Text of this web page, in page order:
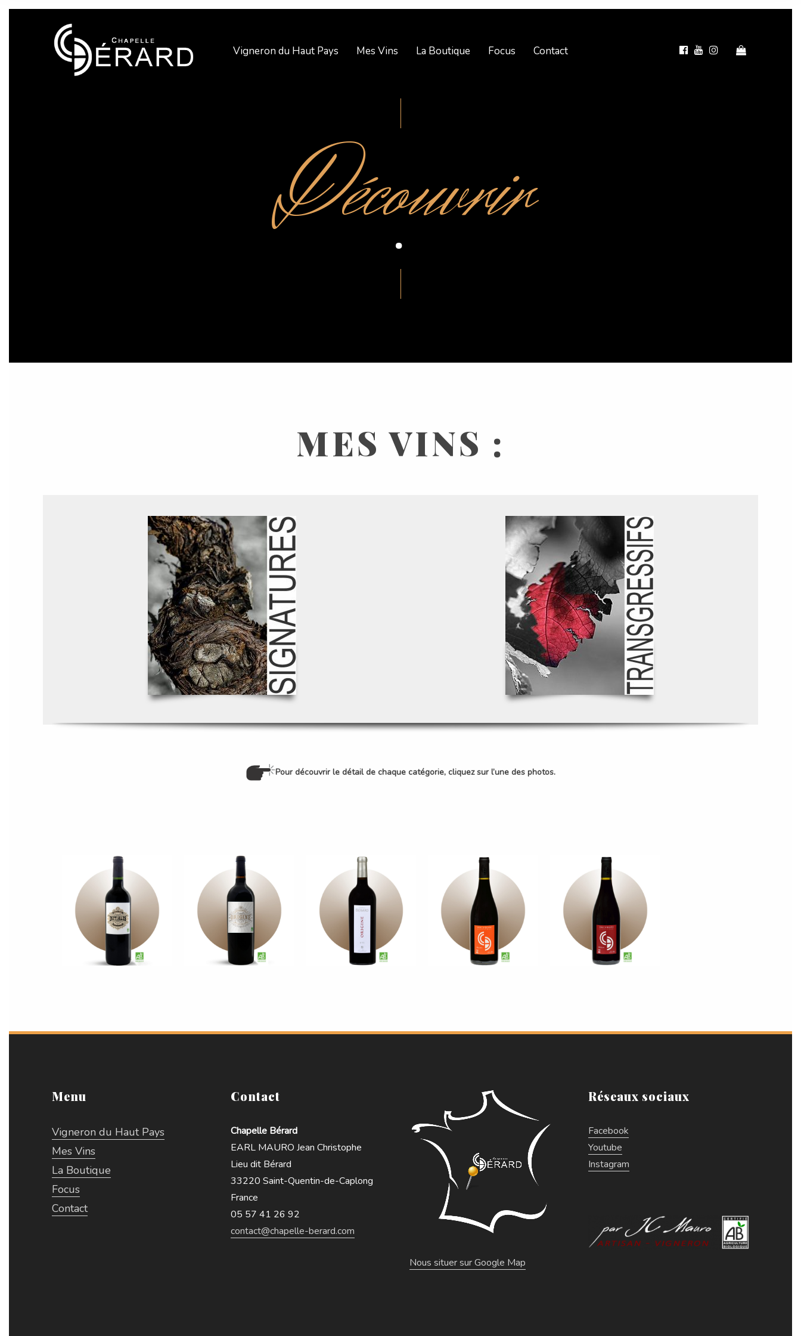
Vigneron du Haut Pays Mes Vins La Boutique Focus Contact
Découvrir
.
MES VINS :
Pour découvrir le détail de chaque catégorie, cliquez sur l’une des photos.
Menu
Vigneron du Haut Pays
Mes Vins
La Boutique
Focus
Contact
Contact
Chapelle Bérard
EARL MAURO Jean Christophe
Lieu dit Bérard
33220 Saint-Quentin-de-Caplong
France
05 57 41 26 92
contact@chapelle-berard.com
Nous situer sur Google Map
Réseaux sociaux
Facebook
Youtube
Instagram